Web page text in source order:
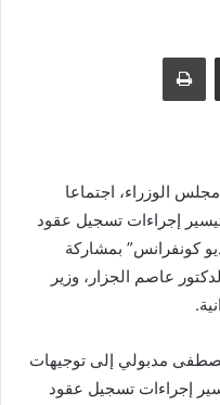
مشاركة عبر البريد طباعة
الوزراء، اجتماعا
إجراءات تسجيل عقود
كونفرانس” بمشاركة
عاصم الجزار، وزير
مدبولي إلى توجيهات
إجراءات تسجيل عقود